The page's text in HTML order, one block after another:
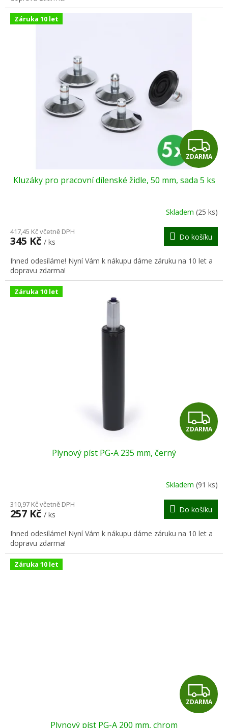
Záruka 10 let
Z
D
A
R
M
A
ZDARMA
Kluzáky pro pracovní dílenské židle, 50 mm, sada 5 ks
Skladem (25 ks)
417,45 Kč včetně DPH
345 Kč / ks
Do košíku
Ihned odesíláme! Nyní Vám k nákupu dáme záruku na 10 let a
dopravu zdarma!
Záruka 10 let
Z
D
R
M
A
ZDARMA
Plynový píst PG-A 235 mm, černý
Skladem (91 ks)
310,97 Kč včetně DPH
257 Kč / ks
Do košíku
Ihned odesíláme! Nyní Vám k nákupu dáme záruku na 10 let a
dopravu zdarma!
Záruka 10 let
Z
D
ZDARMA
Plynový píst PG-A 200 mm, chrom